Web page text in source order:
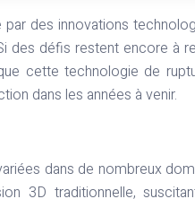
des innovations
des défis restent encore à
cette technologie de
dans les années à venir.
dans de nombreux
3D traditionnelle,